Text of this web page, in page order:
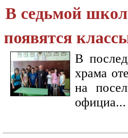
В седьмой
появятся
В
храма
на
официа...